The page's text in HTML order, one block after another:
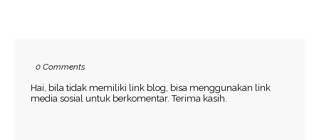
0 Comments
Hai, bila tidak memiliki link blog, bisa menggunakan link
media sosial untuk berkomentar. Terima kasih.